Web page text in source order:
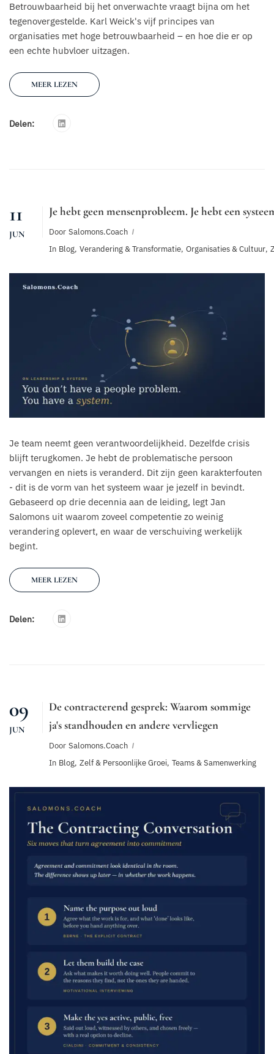
Betrouwbaarheid bij het onverwachte vraagt bijna om het
tegenovergestelde. Karl Weick's vijf principes van
organisaties met hoge betrouwbaarheid – en hoe die er op
een echte hubvloer uitzagen.
MEER LEZEN
Delen:
11
JUN
Je hebt geen mensenprobleem. Je hebt een
Door Salomons.coach
In Blog, Verandering & Transformatie, Organisaties & Cultuur,
Je team neemt geen verantwoordelijkheid. Dezelfde crisis
blijft terugkomen. Je hebt de problematische persoon
vervangen en niets is veranderd. Dit zijn geen karakterfouten
- dit is de vorm van het systeem waar je jezelf in bevindt.
Gebaseerd op drie decennia aan de leiding, legt Jan
Salomons uit waarom zoveel competentie zo weinig
verandering oplevert, en waar de verschuiving werkelijk
begint.
MEER LEZEN
Delen:
09
JUN
De contracterend gesprek: Waarom sommige
ja's standhouden en andere vervliegen
Door Salomons.coach
In Blog, Zelf & Persoonlijke Groei, Teams & Samenwerking